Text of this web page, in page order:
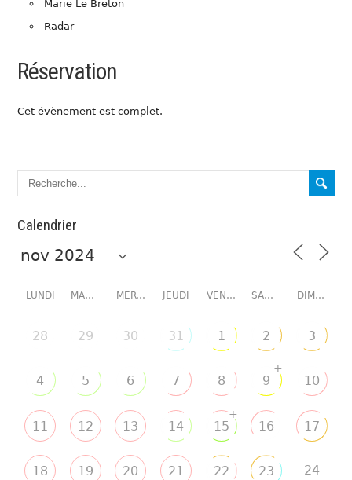
Marie Le Breton
Radar
Réservation
Cet évènement est complet.
Calendrier
LUNDI MARDI MERCREDI JEUDI VENDREDI SAMEDI DIMANCHE
28 29 30 31 1 2 3
4 5 6 7 8 9
+
10
11 12 13 14 15
+
16 17
18 19 20 21 22 23 24